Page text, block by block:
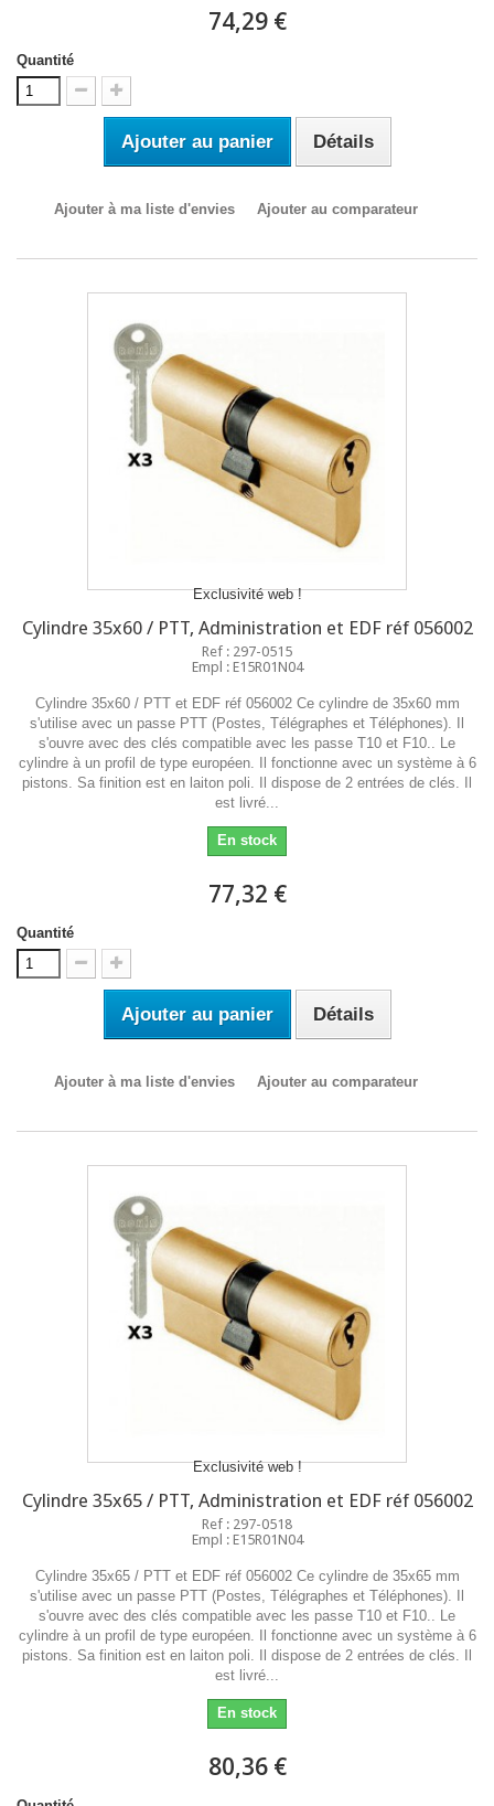
74,29 €
Quantité
Ajouter au panier Détails
Ajouter à ma liste d'envies Ajouter au comparateur
Exclusivité web !
Cylindre 35x60 / PTT, Administration et EDF réf 056002
Ref : 297-0515
Empl : E15R01N04
Cylindre 35x60 / PTT et EDF réf 056002 Ce cylindre de 35x60 mm
s'utilise avec un passe PTT (Postes, Télégraphes et Téléphones). Il
s'ouvre avec des clés compatible avec les passe T10 et F10.. Le
cylindre à un profil de type européen. Il fonctionne avec un système à 6
pistons. Sa finition est en laiton poli. Il dispose de 2 entrées de clés. Il
est livré...
En stock
77,32 €
Quantité
Ajouter au panier Détails
Ajouter à ma liste d'envies Ajouter au comparateur
Exclusivité web !
Cylindre 35x65 / PTT, Administration et EDF réf 056002
Ref : 297-0518
Empl : E15R01N04
Cylindre 35x65 / PTT et EDF réf 056002 Ce cylindre de 35x65 mm
s'utilise avec un passe PTT (Postes, Télégraphes et Téléphones). Il
s'ouvre avec des clés compatible avec les passe T10 et F10.. Le
cylindre à un profil de type européen. Il fonctionne avec un système à 6
pistons. Sa finition est en laiton poli. Il dispose de 2 entrées de clés. Il
est livré...
En stock
80,36 €